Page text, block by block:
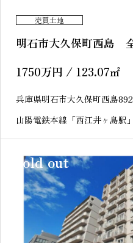
売買土地
明石市大久保町西島
1750万円 / 123.07㎡
兵庫県明石市大久保町西島
山陽電鉄本線「西江井ヶ島駅
sold out